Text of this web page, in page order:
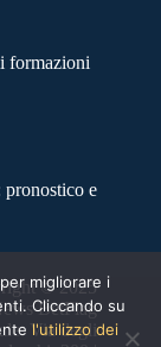
formazioni
e
© 2025
BetFlag
Via degli
migliorare i
Cliccando su
l'utilizzo dei